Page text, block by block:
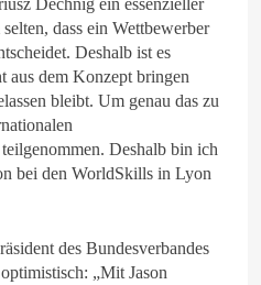
dass ein Wettbewerber
Deshalb ist es
aus dem Konzept bringen
bleibt. Um genau das zu
Deshalb bin ich
bei den WorldSkills in Lyon
des Bundesverbandes
„Mit Jason